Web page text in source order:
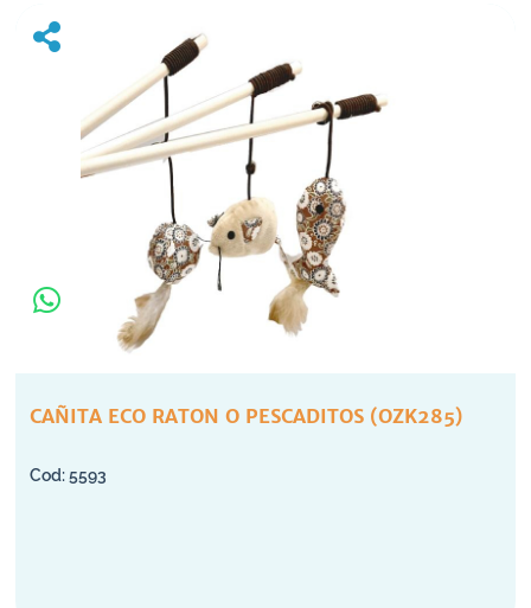
CAÑITA ECO RATON O PESCADITOS (OZK285)
5593